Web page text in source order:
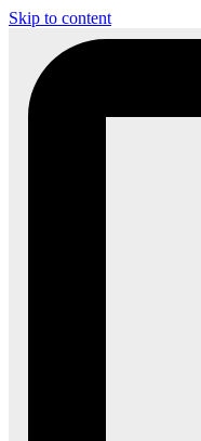
Skip to content